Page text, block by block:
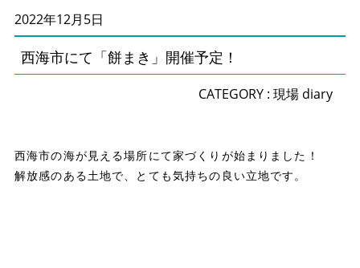
2022年12月5日
西海市にて「餅まき」開催予定！
CATEGORY :現場 diary
西海市の海が見える場所にて家づくりが始まりました！
解放感のある土地で、とても気持ちの良い立地です。